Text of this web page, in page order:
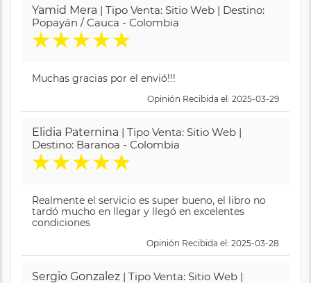
Yamid Mera | Tipo Venta: Sitio Web | Destino:
Popayán / Cauca - Colombia
★★★★★
Muchas gracias por el envió!!!
Opinión Recibida el: 2025-03-29
Elidia Paternina | Tipo Venta: Sitio Web |
Destino: Baranoa - Colombia
★★★★★
Realmente el servicio es super bueno, el libro no
tardó mucho en llegar y llegó en excelentes
condiciones
Opinión Recibida el: 2025-03-28
Sergio Gonzalez | Tipo Venta: Sitio Web |